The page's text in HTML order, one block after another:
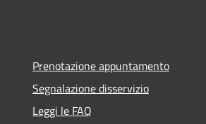
Prenotazione appuntamento
Segnalazione disservizio
Leggi le FAQ